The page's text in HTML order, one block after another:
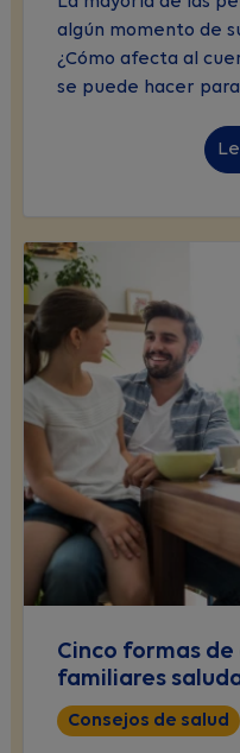
algún momento de
¿Cómo afecta al
se puede hacer
Cinco formas
familiares
Consejos de salud